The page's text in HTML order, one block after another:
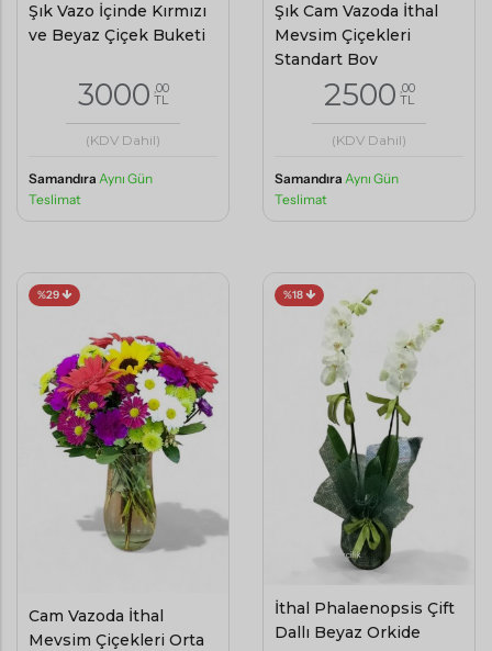
Şık Vazo İçinde Kırmızı
ve Beyaz Çiçek Buketi
3000 ,00
TL
(KDV Dahil)
Samandıra Aynı Gün
Teslimat
Şık Cam Vazoda İthal
Mevsim Çiçekleri
Standart Boy
2500 ,00
TL
(KDV Dahil)
Samandıra Aynı Gün
Teslimat
%29
Cam Vazoda İthal
Mevsim Çiçekleri Orta
%18
İthal Phalaenopsis Çift
Dallı Beyaz Orkide